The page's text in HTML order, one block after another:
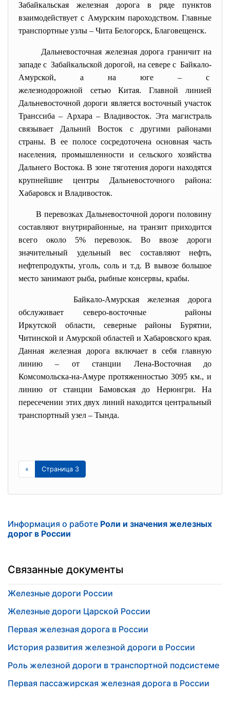
Забайкальская железная дорога в ряде пунктов
взаимодействует с Амурским пароходством. Главные
транспортные узлы – Чита Белогорск, Благовещенск.
Дальневосточная железная дорога граничит на
западе с Забайкальской дорогой, на севере с Байкало-
Амурской, а на юге – с
железнодорожной сетью Китая. Главной линией
Дальневосточной дороги является восточный участок
Транссиба – Архара – Владивосток. Эта магистраль
связывает Дальний Восток с другими районами
страны. В ее полосе сосредоточена основная часть
населения, промышленности и сельского хозяйства
Дальнего Востока. В зоне тяготения дороги находятся
крупнейшие центры Дальневосточного района:
Хабаровск и Владивосток.
В перевозках Дальневосточной дороги половину
составляют внутрирайонные, на транзит приходится
всего около 5% перевозок. Во ввозе дороги
значительный удельный вес составляют нефть,
нефтепродукты, уголь, соль и т.д. В вывозе большое
место занимают рыба, рыбные консервы, крабы.
Байкало-Амурская железная дорога
обслуживает северо-восточные районы
Иркутской области, северные районы Бурятии,
Читинской и Амурской областей и Хабаровского края.
Данная железная дорога включает в себя главную
линию – от станции Лена-Восточная до
Комсомольска-на-Амуре протяженностью 3095 км., и
линию от станции Бамовская до Нерюнгри. На
пересечении этих двух линий находится центральный
транспортный узел – Тында.
« Страница 3
Информация о работе Роли и значения железных
дорог в России
Связанные документы
Железные дороги России
Железные дороги Царской России
Первая железная дорога в России
История развития железной дороги в России
Роль железной дороги в транспортной подсистеме
Первая пассажирская железная дорога в России